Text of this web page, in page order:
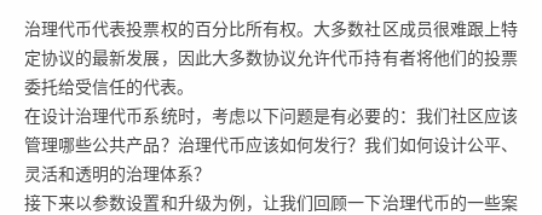
治理代币代表投票权的百分比所有权。大多数社区成员很难跟上特
定协议的最新发展，因此大多数协议允许代币持有者将他们的投票
委托给受信任的代表。
在设计治理代币系统时，考虑以下问题是有必要的：我们社区应该
管理哪些公共产品？治理代币应该如何发行？我们如何设计公平、
灵活和透明的治理体系？
接下来以参数设置和升级为例，让我们回顾一下治理代币的一些案